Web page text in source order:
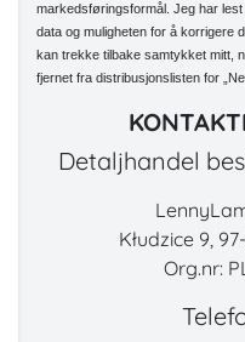
markedsføringsformål. Jeg har
data og muligheten for å korrigere
kan trekke tilbake samtykket mitt,
fjernet fra distribusjonslisten for
Detaljhandel
Kłudzice 9,
Org.nr: